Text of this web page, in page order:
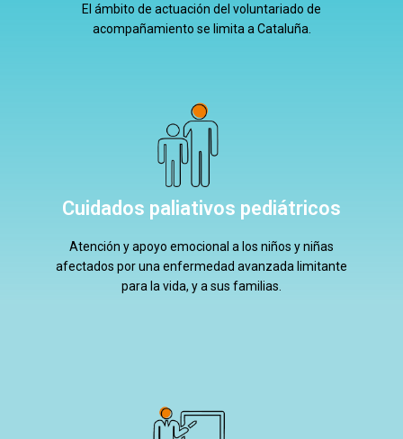
El ámbito de actuación del voluntariado de
acompañamiento se limita a Cataluña.
Cuidados paliativos pediátricos
Atención y apoyo emocional a los niños y niñas
afectados por una enfermedad avanzada limitante
para la vida, y a sus familias.